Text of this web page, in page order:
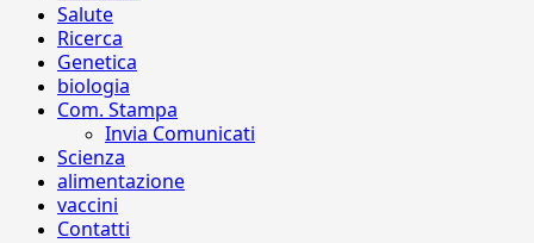
Salute
Ricerca
Genetica
biologia
Com. Stampa
Invia Comunicati
Scienza
alimentazione
vaccini
Contatti